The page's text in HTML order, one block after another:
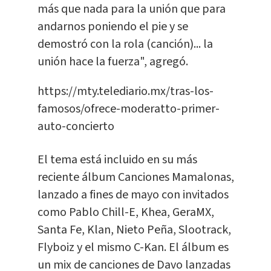
más que nada para la unión que para
andarnos poniendo el pie y se
demostró con la rola (canción)... la
unión hace la fuerza", agregó.
https://mty.telediario.mx/tras-los-
famosos/ofrece-moderatto-primer-
auto-concierto
El tema está incluido en su más
reciente álbum Canciones Mamalonas,
lanzado a fines de mayo con invitados
como Pablo Chill-E, Khea, GeraMX,
Santa Fe, Klan, Nieto Peña, Slootrack,
Flyboiz y el mismo C-Kan. El álbum es
un mix de canciones de Davo lanzadas